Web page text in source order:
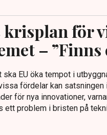
krisplan för
– ”Finns
EU öka tempot i
fördelar kan
för nya innovationer,
ett problem i bristen på